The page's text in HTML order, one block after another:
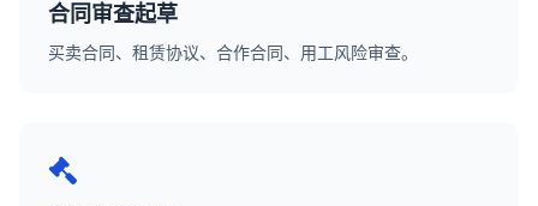
合同审查起草
买卖合同、租赁协议、合作合同、用工风险审查。